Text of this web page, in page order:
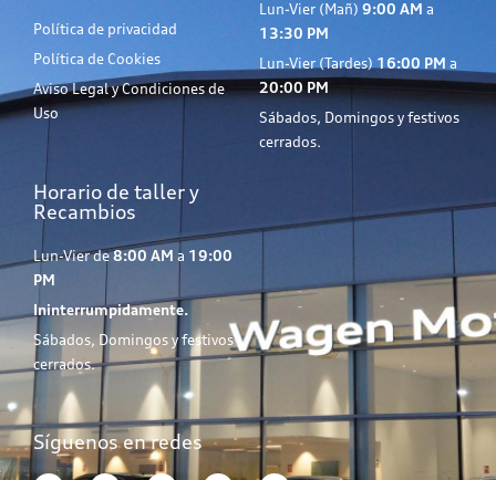
Política de privacidad
Política de Cookies
Aviso Legal y Condiciones de
Uso
Lun-Vier (Mañ) 9:00 AM a
13:30 PM
Lun-Vier (Tardes) 16:00 PM a
20:00 PM
Sábados, Domingos y festivos
cerrados.
Horario de taller y
Recambios
Lun-Vier de8:00 AM a 19:00
PM
Ininterrumpidamente.
Sábados, Domingos y festivos
cerrados.
Síguenos en redes